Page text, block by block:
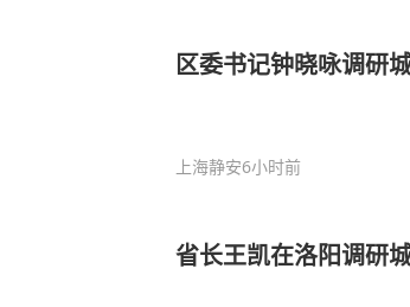
区委书记钟晓咏调研
上海静安6小时前
省长王凯在洛阳调研